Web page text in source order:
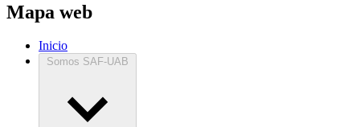
Mapa web
Inicio
Somos SAF-UAB